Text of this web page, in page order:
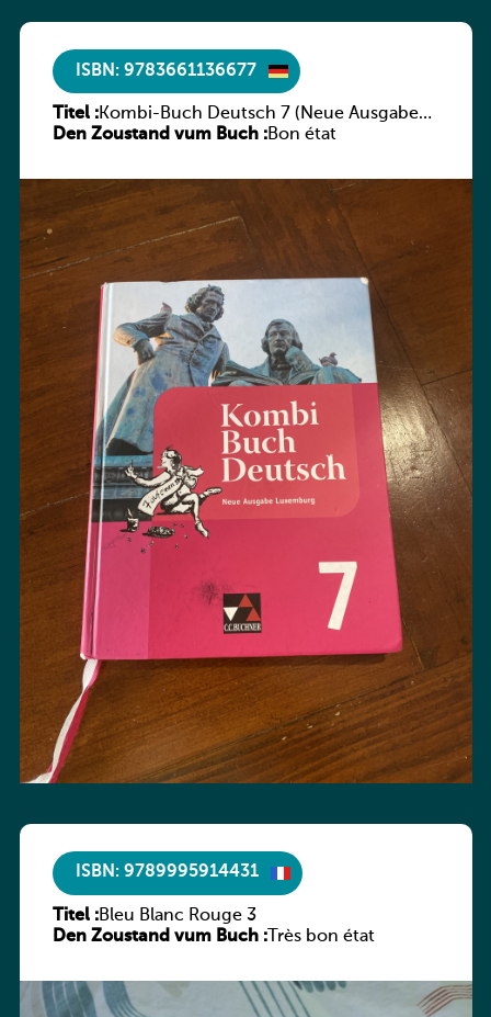
ISBN: 9783661136677
Titel :Kombi-Buch Deutsch 7 (Neue Ausgabe
Luxemburg)
Den Zoustand vum Buch :Bon état
ISBN: 9789995914431
Titel :Bleu Blanc Rouge 3
Den Zoustand vum Buch :Très bon état